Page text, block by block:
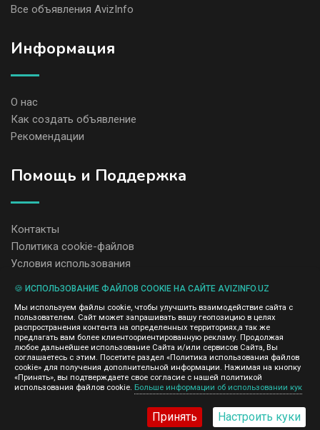
Все объявления AvizInfo
Информация
О нас
Как создать объявление
Рекомендации
Помощь и Поддержка
Контакты
Политика cookie-файлов
Условия использования
содержание размещенных объявлений.
Мы ценим конфиденциальность наших пользователей. Мы не
передаем и не продаем личную информацию зарегистрированных
пользователей AvizInfo.uz третьим лицам. Мы не отвечаем за
правила конфиденциальности сайтов на которые ссылается
AvizInfo.uz. На некоторых страницах нашего сайта представлена
реклама Google Adsense Advertising Network. Чтобы узнать
подробней о правилах конфиденциальности Googleнажмите тут
🍪 ИСПОЛЬЗОВАНИЕ ФАЙЛОВ COOKIE НА САЙТЕ AVIZINFO.UZ
Мы используем файлы cookie, чтобы улучшить взаимодействие сайта с
пользователем. Сайт может запрашивать вашу геопозицию в целях
распространения контента на определенных территориях,а так же
предлагать вам более клиентоориентированную рекламу. Продолжая
любое дальнейшее использование Сайта и/или сервисов Сайта, Вы
соглашаетесь с этим. Посетите раздел «Политика использования файлов
cookie» для получения дополнительной информации. Нажимая на кнопку
«Принять», вы подтверждаете свое согласие с нашей политикой
использования файлов cookie. Больше информации об использовании кук
Принять Настроить куки